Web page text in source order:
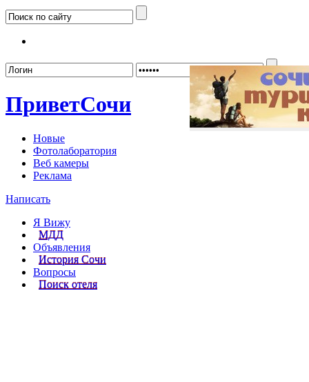
ПриветСочи
Новые
Фотолаборатория
Веб камеры
Реклама
Написать
Я Вижу
МДД
Объявления
История Сочи
Вопросы
Поиск отеля